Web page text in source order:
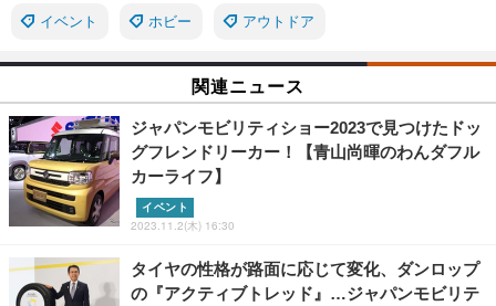
イベント ホビー アウトドア
関連ニュース
ジャパンモビリティショー2023で見つけたドッ
グフレンドリーカー！【青山尚暉のわんダフル
カーライフ】
イベント
2023.11.2(木) 16:30
タイヤの性格が路面に応じて変化、ダンロップ
の『アクティブトレッド』…ジャパンモビリテ